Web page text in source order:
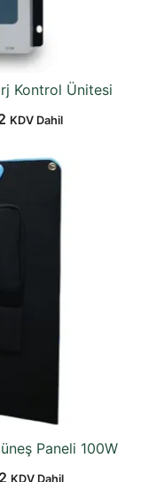
Kontrol Ünitesi
Şu
fiyat:
KDV Dahil
Paneli 100W
Şu
KDV Dahil